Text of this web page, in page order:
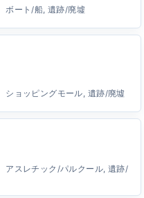
ボート/船, 遺跡/廃墟
ショッピングモール, 遺跡/廃墟
アスレチック/パルクール, 遺跡/